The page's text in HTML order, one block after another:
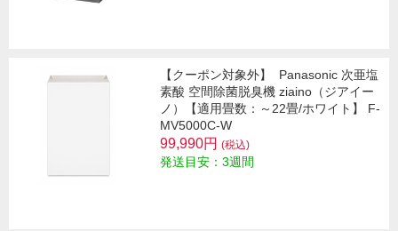
【クーポン対象外】
Panasonic 次亜塩
素酸 空間除菌脱臭機 ziaino（ジアイー
ノ）【適用畳数：～22畳/ホワイト】 F-
MV5000C-W
99,990円 (税込)
発送目安：3週間